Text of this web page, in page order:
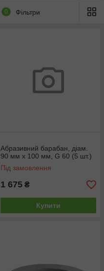
0 Фільтри
Абразивний барабан, діам.
90 мм х 100 мм, G 60 (5 шт.)
Під замовлення
1 675 ₴
Купити